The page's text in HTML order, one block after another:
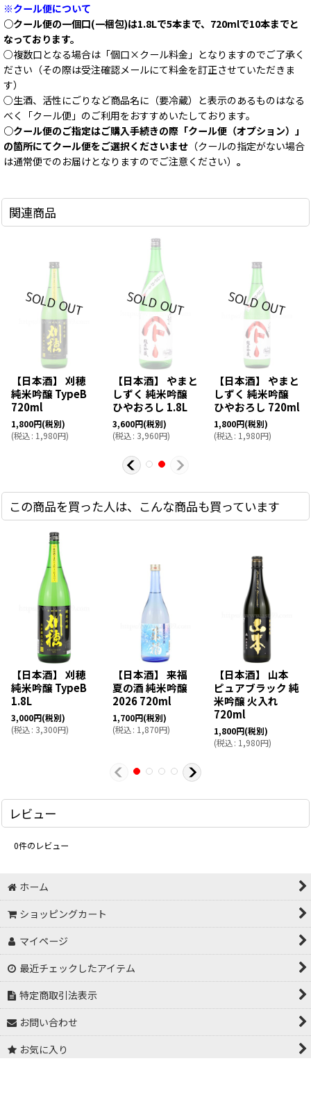
※クール便について
○クール便の一個口(一梱包)は1.8Lで5本まで、720mlで10本までと
なっております。
○複数口となる場合は「個口×クール料金」となりますのでご了承く
ださい（その際は受注確認メールにて料金を訂正させていただきま
す）
○生酒、活性にごりなど商品名に（要冷蔵）と表示のあるものはなる
べく「クール便」のご利用をおすすめいたしております。
○クール便のご指定はご購入手続きの際「クール便（オプション）」
の箇所にてクール便をご選択くださいませ （クールの指定がない場合
は通常便でのお届けとなりますのでご注意ください） 。
関連商品
【日本酒】 刈穂
純米吟醸 TypeB
720ml
1,800円(税別)
(税込: 1,980円)
【日本酒】 やまと
しずく 純米吟醸
ひやおろし 1.8L
3,600円(税別)
(税込: 3,960円)
【日本酒】 やまと
しずく 純米吟醸
ひやおろし 720ml
1,800円(税別)
(税込: 1,980円)
この商品を買った人は、こんな商品も買っています
【日本酒】 刈穂
純米吟醸 TypeB
1.8L
3,000円(税別)
(税込: 3,300円)
【日本酒】 来福
夏の酒 純米吟醸
2026 720ml
1,700円(税別)
(税込: 1,870円)
【日本酒】 山本
ピュアブラック 純
米吟醸 火入れ
720ml
1,800円(税別)
(税込: 1,980円)
レビュー
0件のレビュー
ホーム
ショッピングカート
マイページ
最近チェックしたアイテム
特定商取引法表示
お問い合わせ
お気に入り